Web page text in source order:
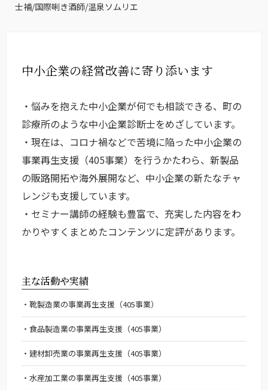
士補/国際唎き酒師/温泉ソムリエ
中小企業の経営改善に寄り添います
・悩みを抱えた中小企業が何でも相談できる、町の
診療所のような中小企業診断士をめざしています。
・現在は、コロナ禍などで苦境に陥った中小企業の
事業再生支援（405事業）を行うかたわら、新製品
の販路開拓や海外展開など、中小企業の新たなチャ
レンジも支援しています。
・セミナー講師の経験も豊富で、充実した内容をわ
かりやすくまとめたコンテンツに定評があります。
主な活動や実績
靴製造業の事業再生支援（405事業）
食品製造業の事業再生支援（405事業）
建材卸売業の事業再生支援（405事業）
水産加工業の事業再生支援（405事業）